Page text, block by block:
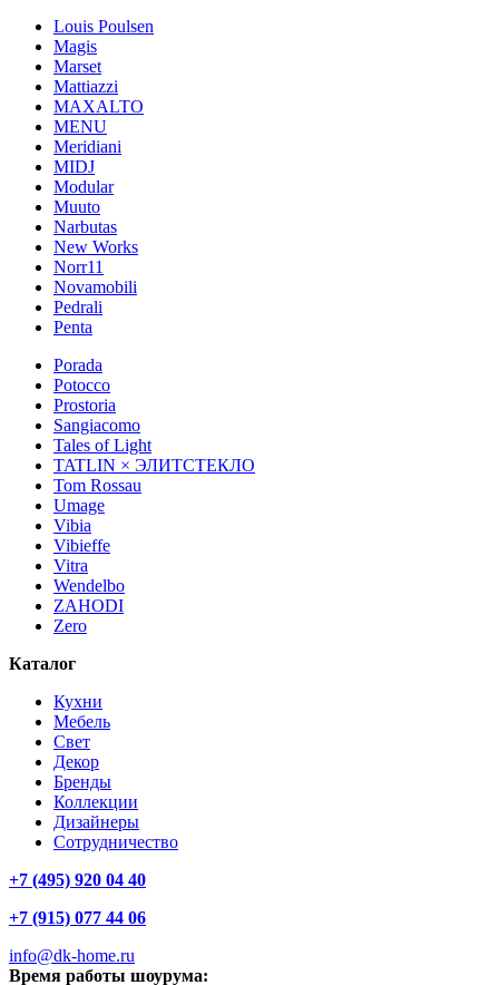
Louis Poulsen
Magis
Marset
Mattiazzi
MAXALTO
MENU
Meridiani
MIDJ
Modular
Muuto
Narbutas
New Works
Norr11
Novamobili
Pedrali
Penta
Porada
Potocco
Prostoria
Sangiacomo
Tales of Light
TATLIN × ЭЛИТСТЕКЛО
Tom Rossau
Umage
Vibia
Vibieffe
Vitra
Wendelbo
ZAHODI
Zero
Каталог
Кухни
Мебель
Свет
Декор
Бренды
Коллекции
Дизайнеры
Сотрудничество
+7 (495) 920 04 40
+7 (915) 077 44 06
info@dk-home.ru
Время работы шоурума: